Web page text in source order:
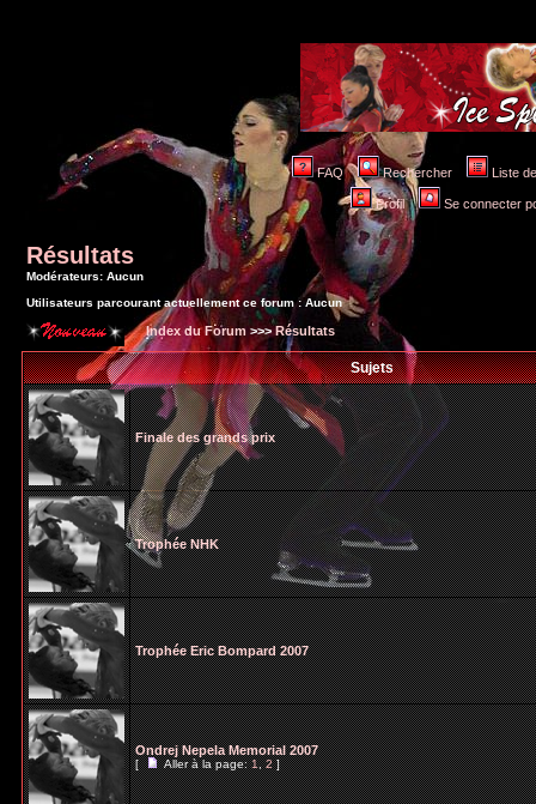
FAQ Rechercher Liste
Profil Se connecter
Résultats
Modérateurs: Aucun
Utilisateurs parcourant actuellement ce forum : Aucun
Index du Forum >>>Résultats
Sujets
Finale des grands prix
Trophée NHK
Trophée Eric Bompard 2007
Ondrej Nepela Memorial 2007
[ Aller à la page:1,2]